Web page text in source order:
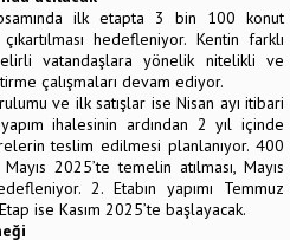
ilk etapta 3 bin 100 konut
hedefleniyor. Kentin farklı
vatandaşlara yönelik nitelikli ve
çalışmaları devam ediyor.
ve ilk satışlar ise Nisan ayı itibari
ihalesinin ardından 2 yıl içinde
teslim edilmesi planlanıyor. 400
2025’te temelin atılması, Mayıs
2. Etabın yapımı Temmuz
ise Kasım 2025’te başlayacak.